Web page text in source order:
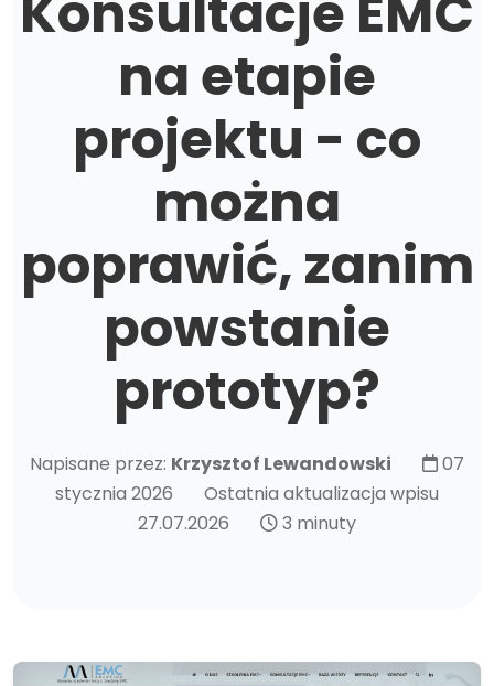
na etapie
projektu - co
można
poprawić, zanim
powstanie
prototyp?
Napisane przez: Krzysztof Lewandowski
07
stycznia 2026
Ostatnia aktualizacja wpisu
27.07.2026
3 minuty